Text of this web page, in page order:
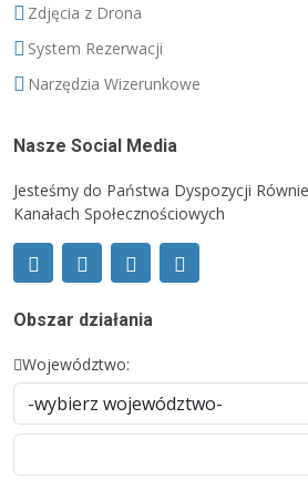
Zdjęcia z Drona
System Rezerwacji
Narzędzia Wizerunkowe
Nasze Social Media
Jesteśmy do Państwa Dyspozycji
Kanałach Społecznościowych
Obszar działania
Województwo: